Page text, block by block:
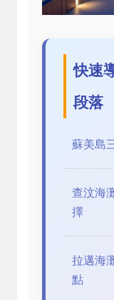
快速
段落
蘇美島
查汶海
擇
拉邁海
點